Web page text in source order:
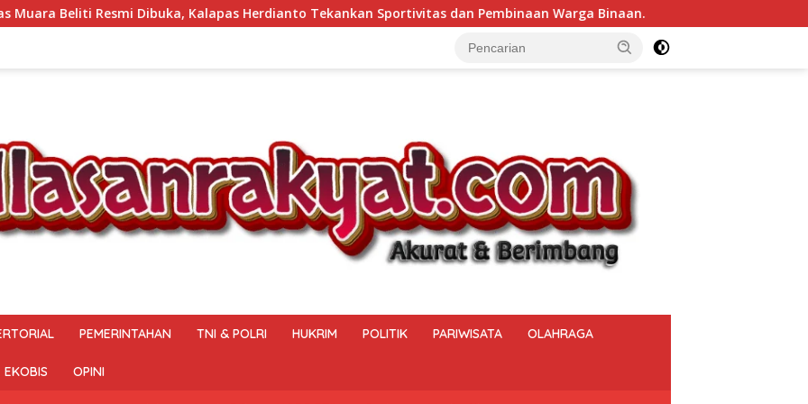
Kalapas Herdianto Tekankan Sportivitas dan Pembinaan Warga Binaan. Bukan Sekadar Menjaga Keamanan,
PEMERINTAHAN TNI & POLRI HUKRIM POLITIK PARIWISATA OLAHRAGA
EKOBIS OPINI